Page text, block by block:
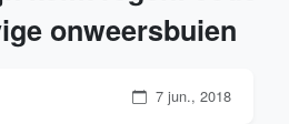
onweersbuien
7 jun., 2018